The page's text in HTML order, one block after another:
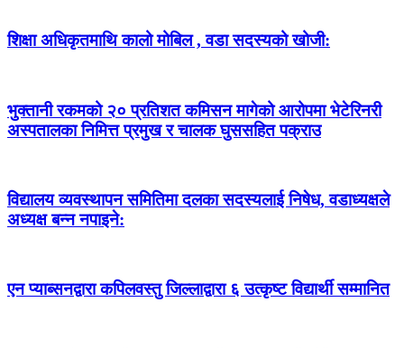
शिक्षा अधिकृतमाथि कालो मोबिल , वडा सदस्यको खोजी:
भुक्तानी रकमको २० प्रतिशत कमिसन मागेको आरोपमा भेटेरिनरी
अस्पतालका निमित्त प्रमुख र चालक घुससहित पक्राउ
विद्यालय व्यवस्थापन समितिमा दलका सदस्यलाई निषेध, वडाध्यक्षले
अध्यक्ष बन्न नपाइने:
एन प्याब्सनद्वारा कपिलवस्तु जिल्लाद्वारा ६ उत्कृष्ट विद्यार्थी सम्मानित